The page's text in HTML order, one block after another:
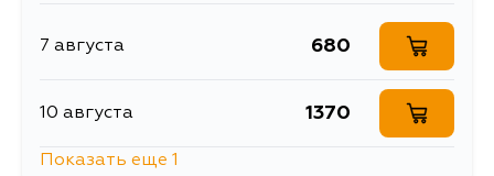
7 августа 680
10 августа 1370
Показать еще 1